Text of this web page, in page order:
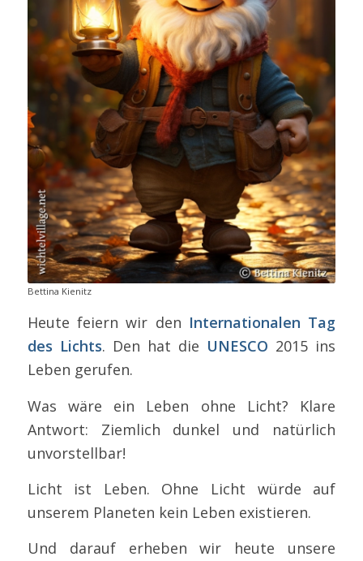
Bettina Kienitz
Heute feiern wir den Internationalen Tag
des Lichts. Den hat die UNESCO 2015 ins
Leben gerufen.
Was wäre ein Leben ohne Licht? Klare
Antwort: Ziemlich dunkel und natürlich
unvorstellbar!
Licht ist Leben. Ohne Licht würde auf
unserem Planeten kein Leben existieren.
Und darauf erheben wir heute unsere